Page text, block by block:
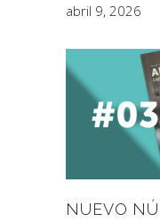
abril 9, 2026
NUEVO